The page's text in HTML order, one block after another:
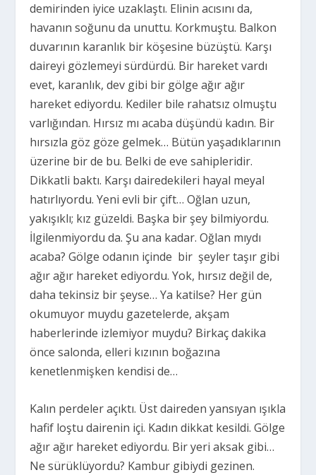
demirinden iyice uzaklaştı. Elinin acısını da,
havanın soğunu da unuttu. Korkmuştu. Balkon
duvarının karanlık bir köşesine büzüştü. Karşı
daireyi gözlemeyi sürdürdü. Bir hareket vardı
evet, karanlık, dev gibi bir gölge ağır ağır
hareket ediyordu. Kediler bile rahatsız olmuştu
varlığından. Hırsız mı acaba düşündü kadın. Bir
hırsızla göz göze gelmek… Bütün yaşadıklarının
üzerine bir de bu. Belki de eve sahipleridir.
Dikkatli baktı. Karşı dairedekileri hayal meyal
hatırlıyordu. Yeni evli bir çift… Oğlan uzun,
yakışıklı; kız güzeldi. Başka bir şey bilmiyordu.
İlgilenmiyordu da. Şu ana kadar. Oğlan mıydı
acaba? Gölge odanın içinde bir şeyler taşır gibi
ağır ağır hareket ediyordu. Yok, hırsız değil de,
daha tekinsiz bir şeyse… Ya katilse? Her gün
okumuyor muydu gazetelerde, akşam
haberlerinde izlemiyor muydu? Birkaç dakika
önce salonda, elleri kızının boğazına
kenetlenmişken kendisi de…
Kalın perdeler açıktı. Üst daireden yansıyan ışıkla
hafif loştu dairenin içi. Kadın dikkat kesildi. Gölge
ağır ağır hareket ediyordu. Bir yeri aksak gibi…
Ne sürüklüyordu? Kambur gibiydi gezinen.